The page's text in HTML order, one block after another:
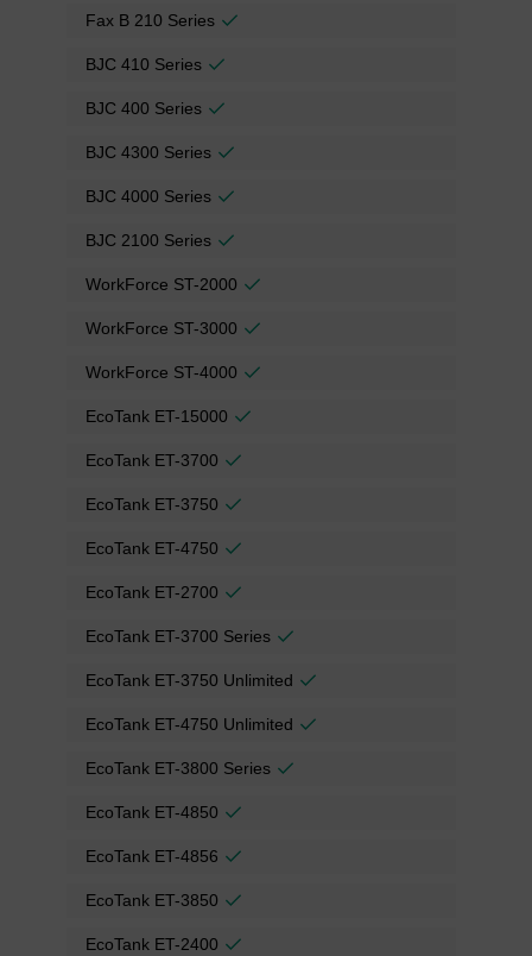
Fax B 210 Series
BJC 410 Series
BJC 400 Series
BJC 4300 Series
BJC 4000 Series
BJC 2100 Series
WorkForce ST-2000
WorkForce ST-3000
WorkForce ST-4000
EcoTank ET-15000
EcoTank ET-3700
EcoTank ET-3750
EcoTank ET-4750
EcoTank ET-2700
EcoTank ET-3700 Series
EcoTank ET-3750 Unlimited
EcoTank ET-4750 Unlimited
EcoTank ET-3800 Series
EcoTank ET-4850
EcoTank ET-4856
EcoTank ET-3850
EcoTank ET-2400